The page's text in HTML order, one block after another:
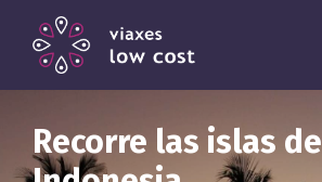
Recorre las islas de